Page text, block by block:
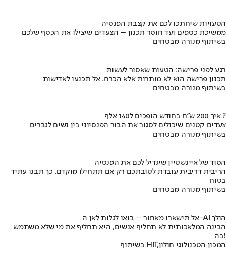
הטעויות שיחתכו לכם את קצבת הפנסיה
ממשיכת כספים ועד חוסר תכנון – הצעדים שיצילו את הכסף שלכם
בשיתוף מנורה מבטחים
רגע לפני פרישה: הטעות שאסור לעשות
תכנון פרישה הוא לא מותרות אלא הכרח. אל תכנעו לאדישות
בשיתוף מנורה מבטחים
איך 200 ש"ח בחודש הופכים ל140 אלף ?
צעדים קטנים שיכולים לסגור את הבור הפנסיוני בין נשים לגברים
בשיתוף מנורה מבטחים
הסוד של איינשטיין שיגדיל לכם את הפנסיה
הריבית דריבית עובדת לטובתכם רק אם תתחילו מוקדם. כך תבנו עתיד
בטוח
בשיתוף מנורה מבטחים
אל תישארו מאחור – בואו לגלות לאן ה-AI הולך
הבינה המלאכותית לא תחליף אנשים, היא תחליף את מי שלא משתמש
בה!
בשיתוף HIT,המכון הטכנולוגי חולון